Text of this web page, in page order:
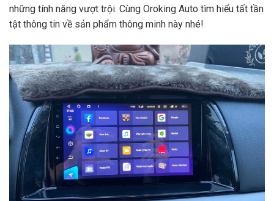
những tính năng vượt trội. Cùng Oroking Auto tìm hiểu tất tần
tật thông tin về sản phẩm thông minh này nhé!